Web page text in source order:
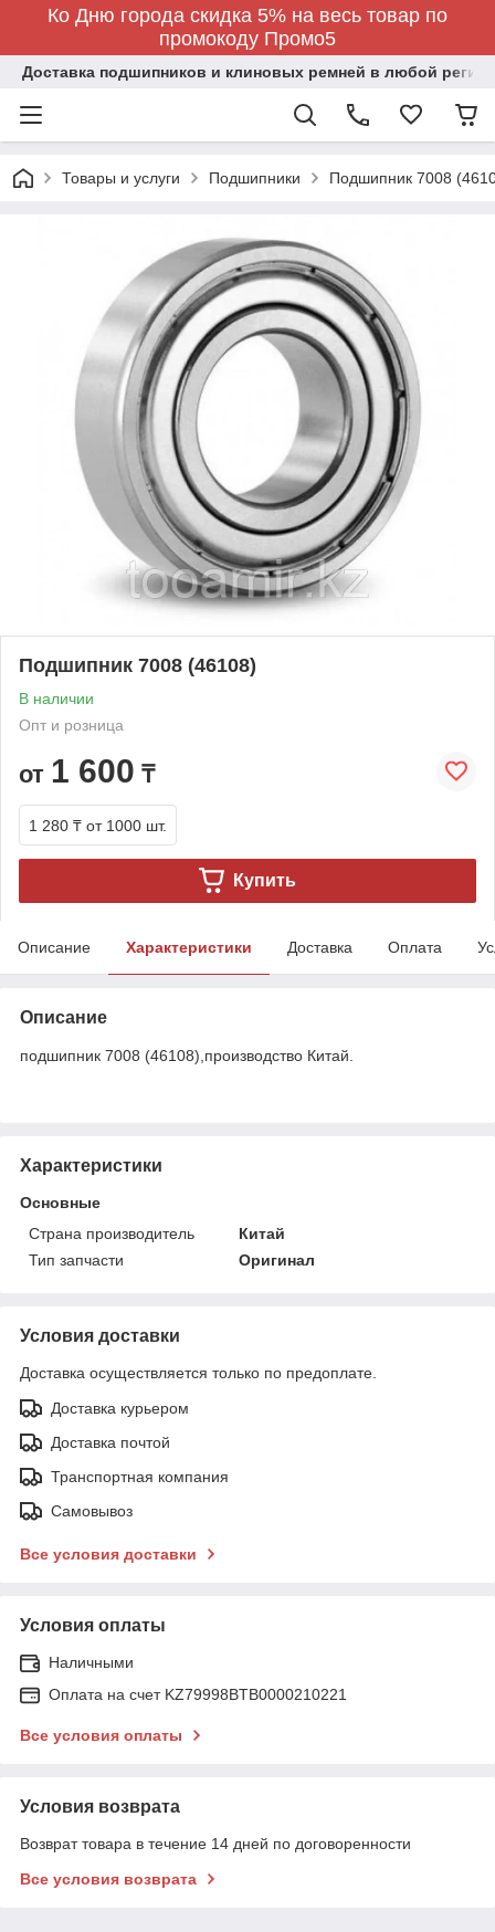
Ко Дню города скидка 5% на весь товар по
промокоду Промо5
Доставка подшипников и клиновых ремней в любой регион
Товары и услуги Подшипники Подшипник 7008
Подшипник 7008 (46108)
В наличии
Опт и розница
от 1 600 ₸
1 280 ₸ от 1000 шт.
Купить
Описание Характеристики Доставка Оплата
Описание
подшипник 7008 (46108),производство Китай.
Характеристики
Основные
Страна производитель
Китай
Тип запчасти
Оригинал
Условия доставки
Доставка осуществляется только по предоплате.
Доставка курьером
Доставка почтой
Транспортная компания
Самовывоз
Все условия доставки
Условия оплаты
Наличными
Оплата на счет KZ79998BTB0000210221
Все условия оплаты
Условия возврата
Возврат товара в течение 14 дней по договоренности
Все условия возврата